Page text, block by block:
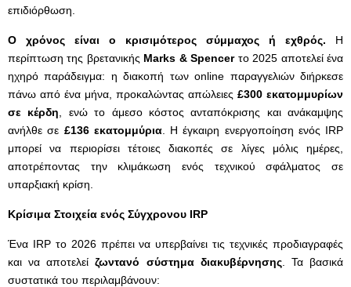
επιδιόρθωση.
Ο χρόνος είναι ο κρισιμότερος σύμμαχος ή εχθρός. Η
περίπτωση της βρετανικής Marks & Spencerτο 2025 αποτελεί ένα
ηχηρό παράδειγμα: η διακοπή των online παραγγελιών διήρκεσε
πάνω από ένα μήνα, προκαλώντας απώλειες £300 εκατομμυρίων
σε κέρδη , ενώ το άμεσο κόστος ανταπόκρισης και ανάκαμψης
ανήλθε σε £136 εκατομμύρια. Η έγκαιρη ενεργοποίηση ενός IRP
μπορεί να περιορίσει τέτοιες διακοπές σε λίγες μόλις ημέρες,
αποτρέποντας την κλιμάκωση ενός τεχνικού σφάλματος σε
υπαρξιακή κρίση.
Κρίσιμα Στοιχεία ενός Σύγχρονου IRP
Ένα IRP το 2026 πρέπει να υπερβαίνει τις τεχνικές προδιαγραφές
και να αποτελείζωντανό σύστημα διακυβέρνησης. Τα βασικά
συστατικά του περιλαμβάνουν: